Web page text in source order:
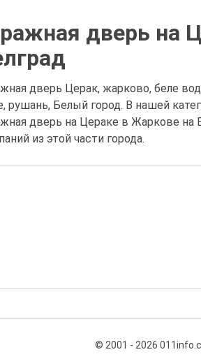
дверь на
дверь Церак, жарково, беле
рушань, Белый город. В нашей
дверь на Цераке в Жаркове
из этой части города.
© 2001 - 2026